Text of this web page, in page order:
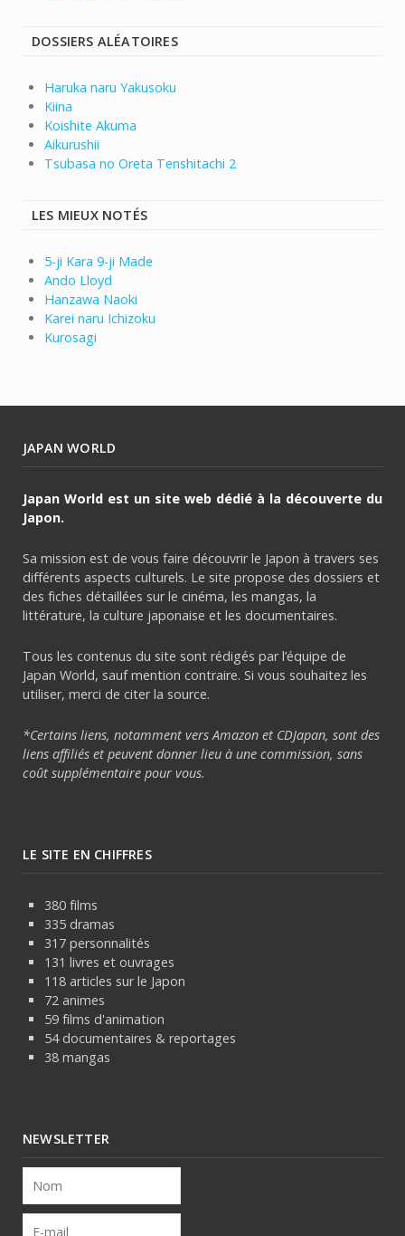
DOSSIERS ALÉATOIRES
Haruka naru Yakusoku
Kiina
Koishite Akuma
Aikurushii
Tsubasa no Oreta Tenshitachi 2
LES MIEUX NOTÉS
5-ji Kara 9-ji Made
Ando Lloyd
Hanzawa Naoki
Karei naru Ichizoku
Kurosagi
JAPAN WORLD
Japan World est un site web dédié à la découverte du
Japon.
Sa mission est de vous faire découvrir le Japon à travers ses
différents aspects culturels. Le site propose des dossiers et
des fiches détaillées sur le cinéma, les mangas, la
littérature, la culture japonaise et les documentaires.
Tous les contenus du site sont rédigés par l’équipe de
Japan World, sauf mention contraire. Si vous souhaitez les
utiliser, merci de citer la source.
*Certains liens, notamment vers Amazon et CDJapan, sont des
liens affiliés et peuvent donner lieu à une commission, sans
coût supplémentaire pour vous.
LE SITE EN CHIFFRES
380 films
335 dramas
317 personnalités
131 livres et ouvrages
118 articles sur le Japon
72 animes
59 films d'animation
54 documentaires & reportages
38 mangas
NEWSLETTER